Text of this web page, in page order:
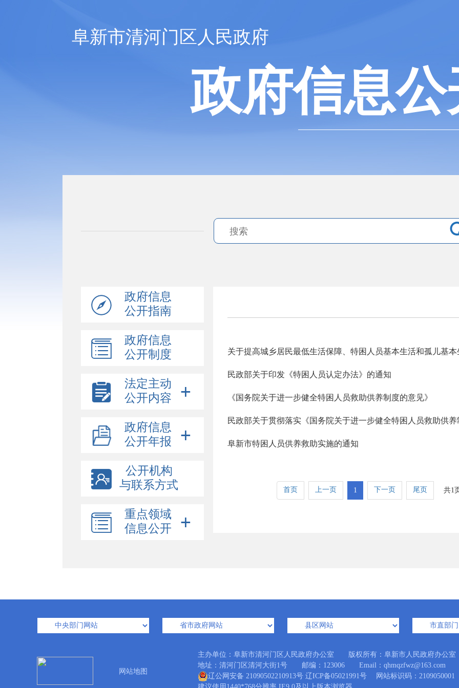
阜新市清河门区人民政府
政府信息公
政府信息
公开指南
政府信息
公开制度
法定主动
公开内容
政府信息
公开年报
公开机构
与联系方式
重点领域
信息公开
关于提高城乡居民最低生活保障、特困人员基本生活和孤儿基
民政部关于印发《特困人员认定办法》的通知
《国务院关于进一步健全特困人员救助供养制度的意见》
民政部关于贯彻落实《国务院关于进一步健全特困人员救助供
阜新市特困人员供养救助实施的通知
首页 上一页 1 下一页 尾页 共1
网站地图
主办单位：阜新市清河门区人民政府办公室 版权所有：阜新市人民政府办公室
地址：清河门区清河大街1号 邮编：123006 Email：qhmqzfwz@163.com
辽公网安备 21090502210913号 辽ICP备05021991号 网站标识码：2109050001